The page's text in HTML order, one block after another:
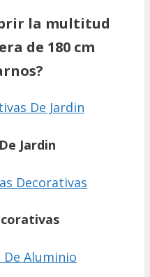
la multitud
de 180 cm
Jardin